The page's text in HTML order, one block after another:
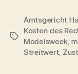
Schlagwörter
Amtsgericht
Kosten des
Modelsweek,
Streitwert,